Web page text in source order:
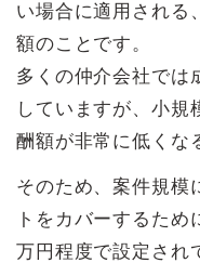
い場合に適用される
額のことです。
多くの仲介会社では
していますが、小規
酬額が非常に低くな
そのため、案件規模
トをカバーするた
万円程度で設定され